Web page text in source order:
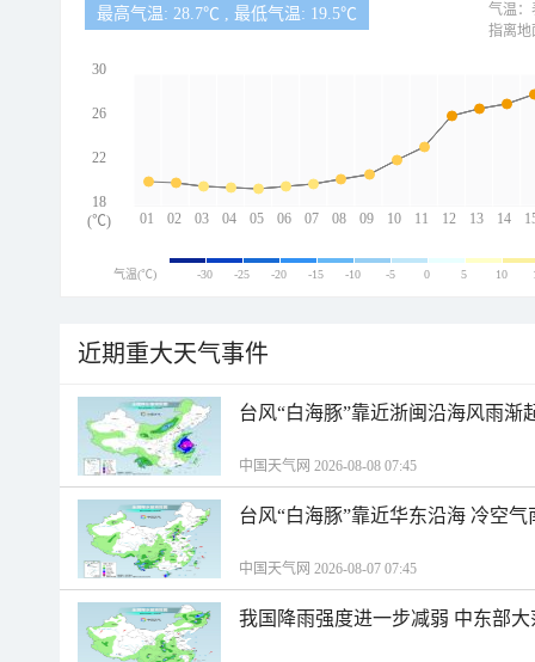
最高气温: 28.7℃ , 最低气温: 19.5℃
01 02 03 04 05 06 07 08 09 10 11 12 13 14
30
26
22
18
(℃)
气温：
指离地
气温(℃) -30 -25 -20 -15 -10 -5 0 5 10
近期重大天气事件
台风“白海豚”靠近浙闽沿海风雨渐
中国天气网 2026-08-08 07:45
台风“白海豚”靠近华东沿海 冷空
中国天气网 2026-08-07 07:45
我国降雨强度进一步减弱 中东部